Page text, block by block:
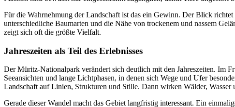
Für die Wahrnehmung der Landschaft ist das ein Gewinn. Der Blick
unterschiedliche Baumarten und die Nähe von trockenem und nassem
zeigt sich oft die größte Vielfalt.
Jahreszeiten als Teil des Erlebnisses
Der Müritz-Nationalpark verändert sich deutlich mit den Jahreszeiten. Im
Seeansichten und lange Lichtphasen, in denen sich Wege und Ufer
Landschaft auf Linien, Strukturen und Stille. Dann wirken Wälder,
Gerade dieser Wandel macht das Gebiet langfristig interessant. Ein